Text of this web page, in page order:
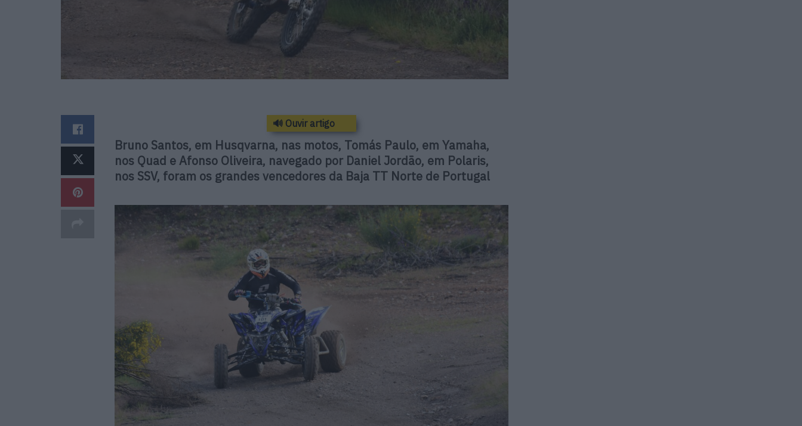
🔊 Ouvir artigo
Bruno Santos, em Husqvarna, nas motos, Tomás Paulo, em Yamaha,
nos Quad e Afonso Oliveira, navegado por Daniel Jordão, em Polaris,
nos SSV, foram os grandes vencedores da Baja TT Norte de Portugal